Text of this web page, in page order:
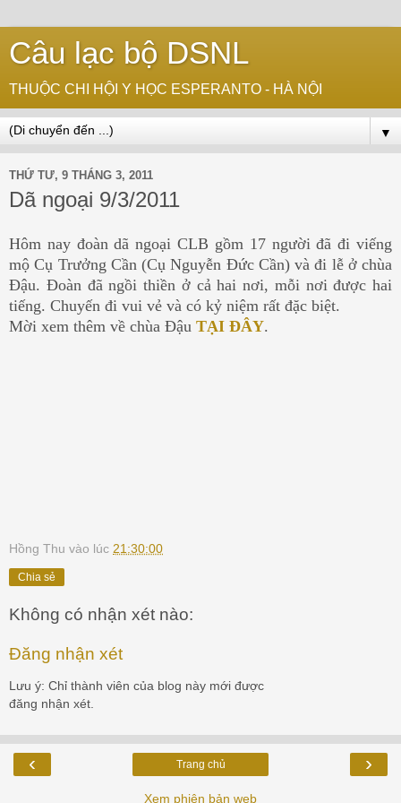
Câu lạc bộ DSNL
THUỘC CHI HỘI Y HỌC ESPERANTO - HÀ NỘI
▼
THỨ TƯ, 9 THÁNG 3, 2011
Dã ngoại 9/3/2011
Hôm nay đoàn dã ngoại CLB gồm 17 người đã đi viếng
mộ Cụ Trưởng Cần (Cụ Nguyễn Đức Cần) và đi lễ ở chùa
Đậu. Đoàn đã ngồi thiền ở cả hai nơi, mỗi nơi được hai
tiếng. Chuyến đi vui vẻ và có kỷ niệm rất đặc biệt.
Mời xem thêm về chùa Đậu TẠI ĐÂY.
Hồng Thu vào lúc 21:30:00
Chia sẻ
Không có nhận xét nào:
Đăng nhận xét
Lưu ý: Chỉ thành viên của blog này mới được
đăng nhận xét.
‹ ›
Trang chủ
Xem phiên bản web